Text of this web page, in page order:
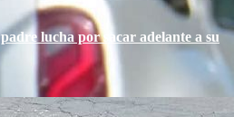
lucha por sacar adelante a su